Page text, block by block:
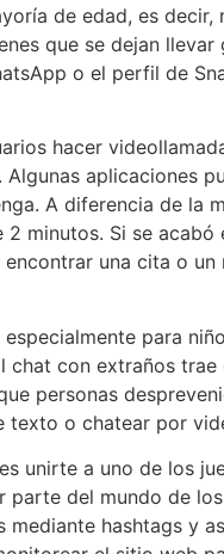
de edad, es
que se dejan
o el perfil de
hacer
aplicaciones
A diferencia de la
minutos. Si se
una cita o
para
con extraños
personas
o chatear por
unirte a uno de los
del mundo de
hashtags y